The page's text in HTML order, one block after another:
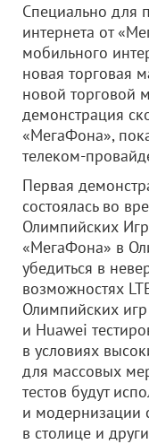
Специально для
интернета от
мобильного
новая торговая
новой торговой
демонстрация
«МегаФона»,
телеком-
Первая
состоялась во
Олимпийских
«МегаФона» в
убедиться в
возможностях
Олимпийских
и Huawei
в условиях
для массовых
тестов будут
и модернизации
в столице и